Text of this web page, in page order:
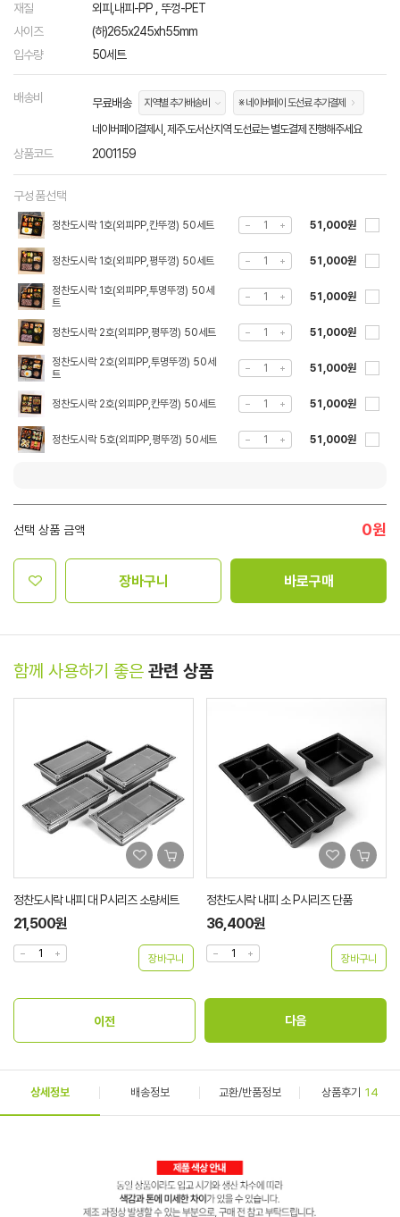
재질
외피,내피-PP , 뚜껑-PET
사이즈
(하)265x245xh55mm
입수량
50세트
배송비 무료배송 지역별 추가배송비 ※ 네이버페이 도선료 추가결제
네이버페이결제시, 제주.도서산지역 도선료는 별도결제 진행해주세요
상품코드 2001159
구성품선택
정찬도시락 1호(외피PP,칸뚜껑) 50세트 51,000원
정찬도시락 1호(외피PP,평뚜껑) 50세트 51,000원
정찬도시락 1호(외피PP,투명뚜껑) 50세
트
51,000원
정찬도시락 2호(외피PP,평뚜껑) 50세트 51,000원
정찬도시락 2호(외피PP,투명뚜껑) 50세
트
51,000원
정찬도시락 2호(외피PP,칸뚜껑) 50세트 51,000원
정찬도시락 5호(외피PP,평뚜껑) 50세트 51,000원
선택 상품 금액 0원
장바구니 바로구매
함께 사용하기 좋은 관련 상품
정찬도시락 내피 대 P시리즈 소량세트
21,500원
정찬도시락 내피 소 P시리즈 단품
36,400원
상세정보 배송정보 교환/반품정보 상품후기 14